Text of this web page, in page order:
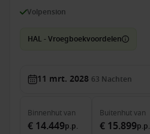
Volpension
HAL - Vroegboekvoordelen
11 mrt. 2028 63 Nachten
Binnenhutvan
€ 14.449p.p.
Buitenhutvan
€ 15.899p.p.